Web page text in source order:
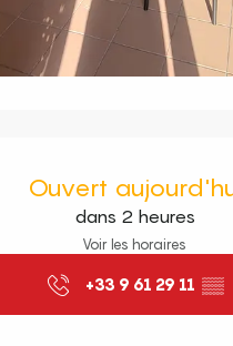
Ouvert
dans 2 heures
Voir les horaires
+33 9 61 29 11 ▒▒